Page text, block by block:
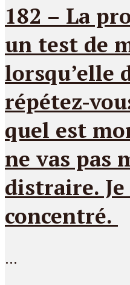
182 – La
un test de
lorsqu’elle
répétez-
quel est
ne vas pas
distraire.
concentré.
...